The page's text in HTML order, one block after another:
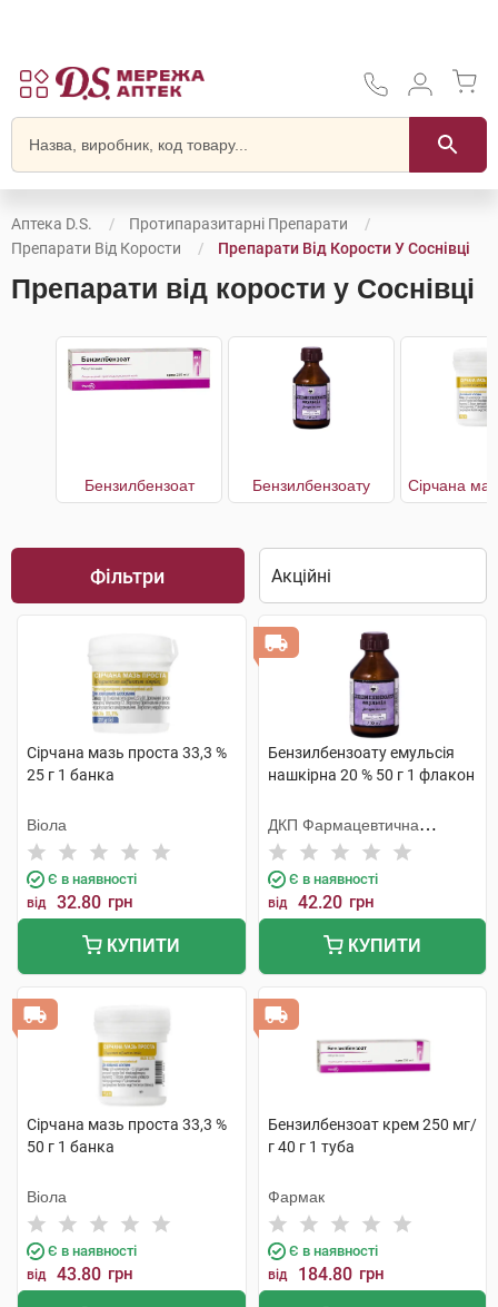
Аптека D.S.
Протипаразитарні Препарати
Препарати Від Корости
Препарати Від Корости У Соснівці
Препарати від корости у Соснівці
Бензилбензоат Бензилбензоату Сірчана
Фільтри
Сірчана мазь проста 33,3 %
25 г 1 банка
Віола
Є в наявності
від 32.80 грн
КУПИТИ
Бензилбензоату емульсія
нашкірна 20 % 50 г 1 флакон
ДКП Фармацевтична
фабрика
Є в наявності
від 42.20 грн
КУПИТИ
Сірчана мазь проста 33,3 %
50 г 1 банка
Віола
Є в наявності
від 43.80 грн
Бензилбензоат крем 250 мг/
г 40 г 1 туба
Фармак
Є в наявності
від 184.80 грн